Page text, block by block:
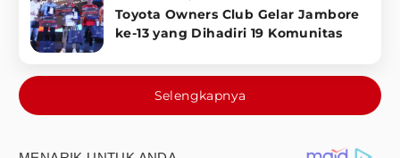
Toyota Owners Club Gelar Jambore
ke-13 yang Dihadiri 19 Komunitas
Selengkapnya